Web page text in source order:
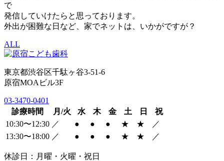
で
発信していけたらと思っております。
外出が困難な日など、家でネットは、いかがですが？
ALL
東京都渋谷区千駄ヶ谷3-51-6
原宿MOAビル3F
03-3470-0401
診療時間
月/火 水 木 金 土 日
祝
10:30〜12:30 ／ ● ● ● ★ ★
／
13:30〜18:00 ／ ● ● ● ★ ★ ／
休診日：月曜・火曜・祝日